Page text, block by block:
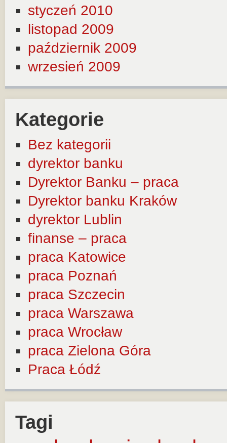
styczeń 2010
listopad 2009
październik 2009
wrzesień 2009
Kategorie
Bez kategorii
dyrektor banku
Dyrektor Banku – praca
Dyrektor banku Kraków
dyrektor Lublin
finanse – praca
praca Katowice
praca Poznań
praca Szczecin
praca Warszawa
praca Wrocław
praca Zielona Góra
Praca Łódź
Tagi